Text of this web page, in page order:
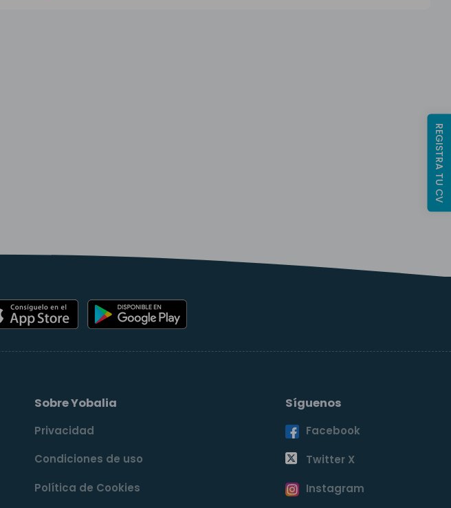
Sobre Yobalia
Privacidad
Condiciones de uso
Política de Cookies
Síguenos
Facebook
Twitter X
Instagram
REGISTRA TU CV